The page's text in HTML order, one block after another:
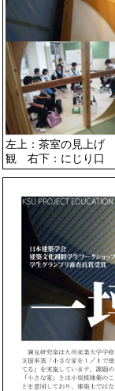
左上：茶室の見上げ
観 右下：にじり口